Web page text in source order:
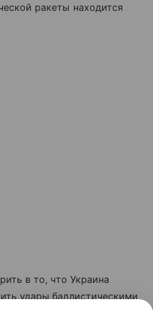
ракеты находится
в то, что Украина
удары баллистическими